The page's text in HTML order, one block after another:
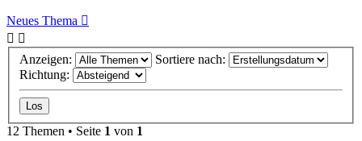
Neues Thema
Anzeigen:
Sortiere nach:
Richtung:
12 Themen • Seite 1 von 1